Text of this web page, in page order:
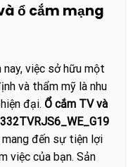
ổ cắm mạng
việc sở hữu một
và thẩm mỹ là nhu
đại. Ổ cắm TV và
đến sự tiện lợi
việc của bạn. Sản